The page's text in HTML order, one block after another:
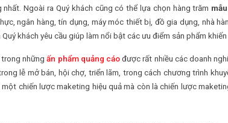
nhất. Ngoài ra Quý khách cũng có thể lựa chọn hàng trăm
ngân hàng, tín dụng, máy móc thiết bị, đồ gia dụng, nhà
khách yêu cầu giúp làm nổi bật các ưu điểm sản phẩm
trong nhữngấn phẩm quảng cáođược rất nhiều các doanh
lễ mở bán, hội chợ, triển lãm, trong cách chương trình
chiến lược maketing hiệu quả mà còn là chiến lược